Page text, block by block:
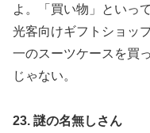
よ。「買い物」といっ
光客向けギフトショッ
一のスーツケースを買
じゃない。
23. 謎の名無しさん